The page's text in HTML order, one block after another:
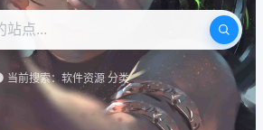
当前搜索：软件资源 分类